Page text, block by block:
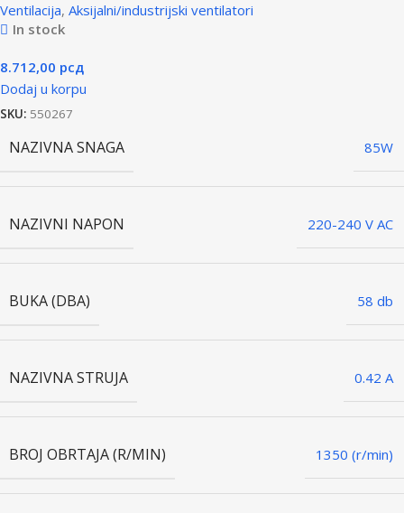
Ventilacija, Aksijalni/industrijski ventilatori
In stock
8.712,00 рсд
Dodaj u korpu
SKU: 550267
NAZIVNA SNAGA 85W
NAZIVNI NAPON 220-240 V AC
BUKA (DBA) 58 db
NAZIVNA STRUJA 0.42 A
BROJ OBRTAJA (R/MIN) 1350 (r/min)